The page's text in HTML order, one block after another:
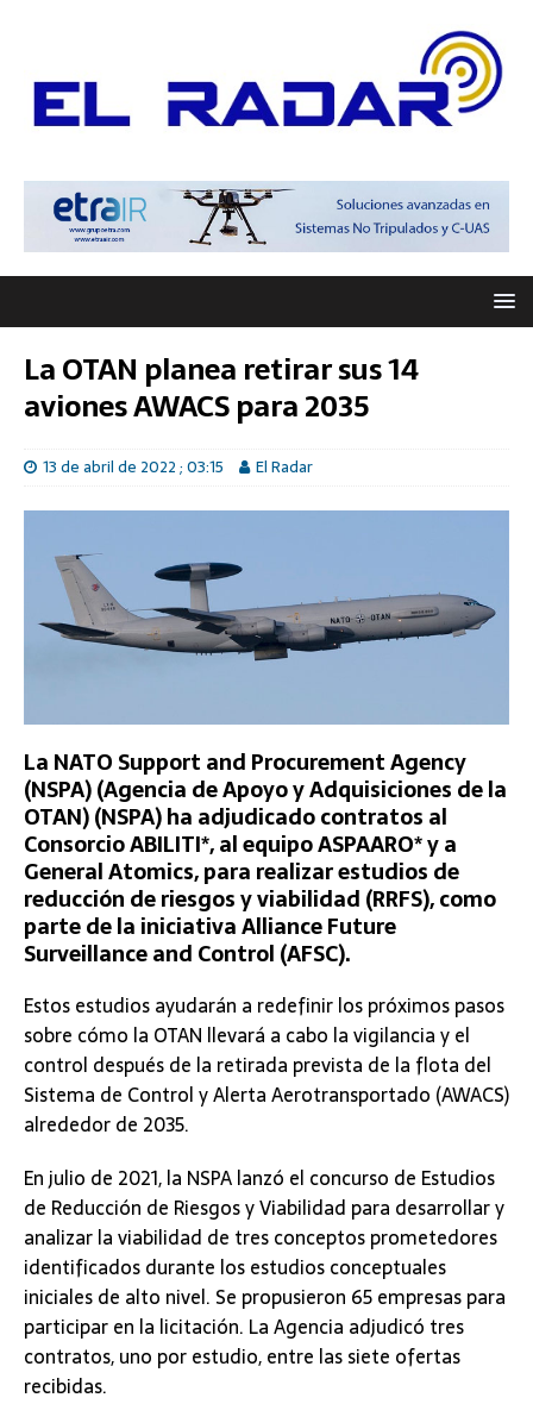
La OTAN planea retirar sus 14
aviones AWACS para 2035
13 de abril de 2022 ; 03:15 El Radar
La NATO Support and Procurement Agency
(NSPA) (Agencia de Apoyo y Adquisiciones de la
OTAN) (NSPA) ha adjudicado contratos al
Consorcio ABILITI*, al equipo ASPAARO* y a
General Atomics, para realizar estudios de
reducción de riesgos y viabilidad (RRFS), como
parte de la iniciativa Alliance Future
Surveillance and Control (AFSC).
Estos estudios ayudarán a redefinir los próximos pasos
sobre cómo la OTAN llevará a cabo la vigilancia y el
control después de la retirada prevista de la flota del
Sistema de Control y Alerta Aerotransportado (AWACS)
alrededor de 2035.
En julio de 2021, la NSPA lanzó el concurso de Estudios
de Reducción de Riesgos y Viabilidad para desarrollar y
analizar la viabilidad de tres conceptos prometedores
identificados durante los estudios conceptuales
iniciales de alto nivel. Se propusieron 65 empresas para
participar en la licitación. La Agencia adjudicó tres
contratos, uno por estudio, entre las siete ofertas
recibidas.